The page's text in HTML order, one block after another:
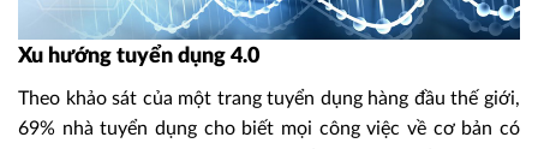
Xu hướng tuyển dụng 4.0
Theo khảo sát của một trang tuyển dụng hàng đầu thế giới,
69% nhà tuyển dụng cho biết mọi công việc về cơ bản có